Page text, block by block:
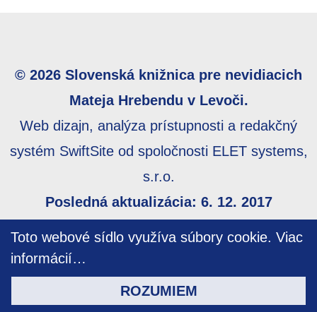
Toto webové sídlo využíva súbory cookie. Viac
informácií…
ROZUMIEM
© 2026 Slovenská knižnica pre nevidiacich
Mateja Hrebendu v Levoči.
Web dizajn, analýza prístupnosti a redakčný
systém SwiftSite od spoločnosti ELET systems,
s.r.o.
Posledná aktualizácia: 6. 12. 2017
prístupnosti